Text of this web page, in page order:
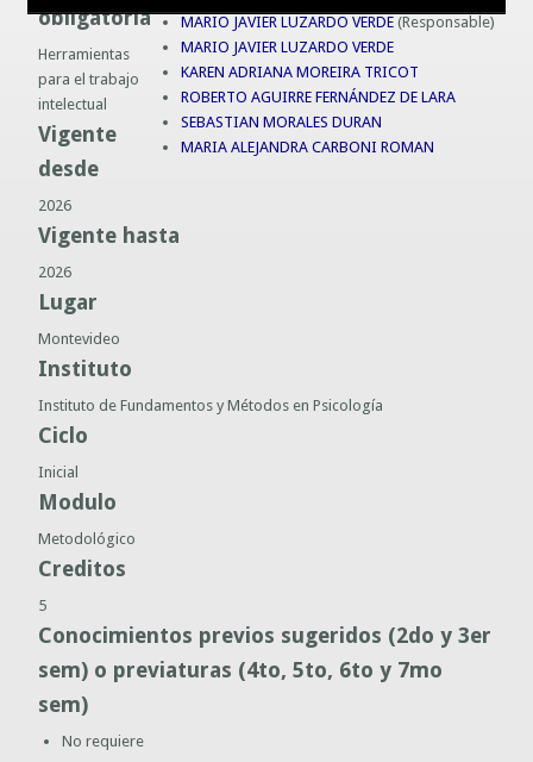
Guías prácticas o proyectos
Guías UCO
Información sobre SPAM y Phising
MARIO JAVIER LUZARDO VERDE(Responsable)
MARIO JAVIER LUZARDO VERDE
KAREN ADRIANA MOREIRA TRICOT
ROBERTO AGUIRRE FERNÁNDEZ DE LARA
SEBASTIAN MORALES DURAN
MARIA ALEJANDRA CARBONI ROMAN
obligatoria
Herramientas
para el trabajo
intelectual
Vigente
desde
2026
Vigente hasta
2026
Lugar
Montevideo
Instituto
Instituto de Fundamentos y Métodos en Psicología
Ciclo
Inicial
Modulo
Metodológico
Creditos
5
Conocimientos previos sugeridos (2do y 3er
sem) o previaturas (4to, 5to, 6to y 7mo
sem)
No requiere